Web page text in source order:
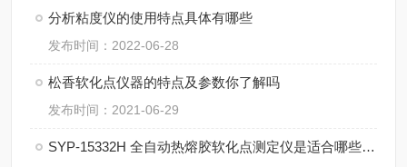
分析粘度仪的使用特点具体有哪些
发布时间：2022-06-28
松香软化点仪器的特点及参数你了解吗
发布时间：2021-06-29
SYP-15332H 全自动热熔胶软化点测定仪是适合哪些行业？